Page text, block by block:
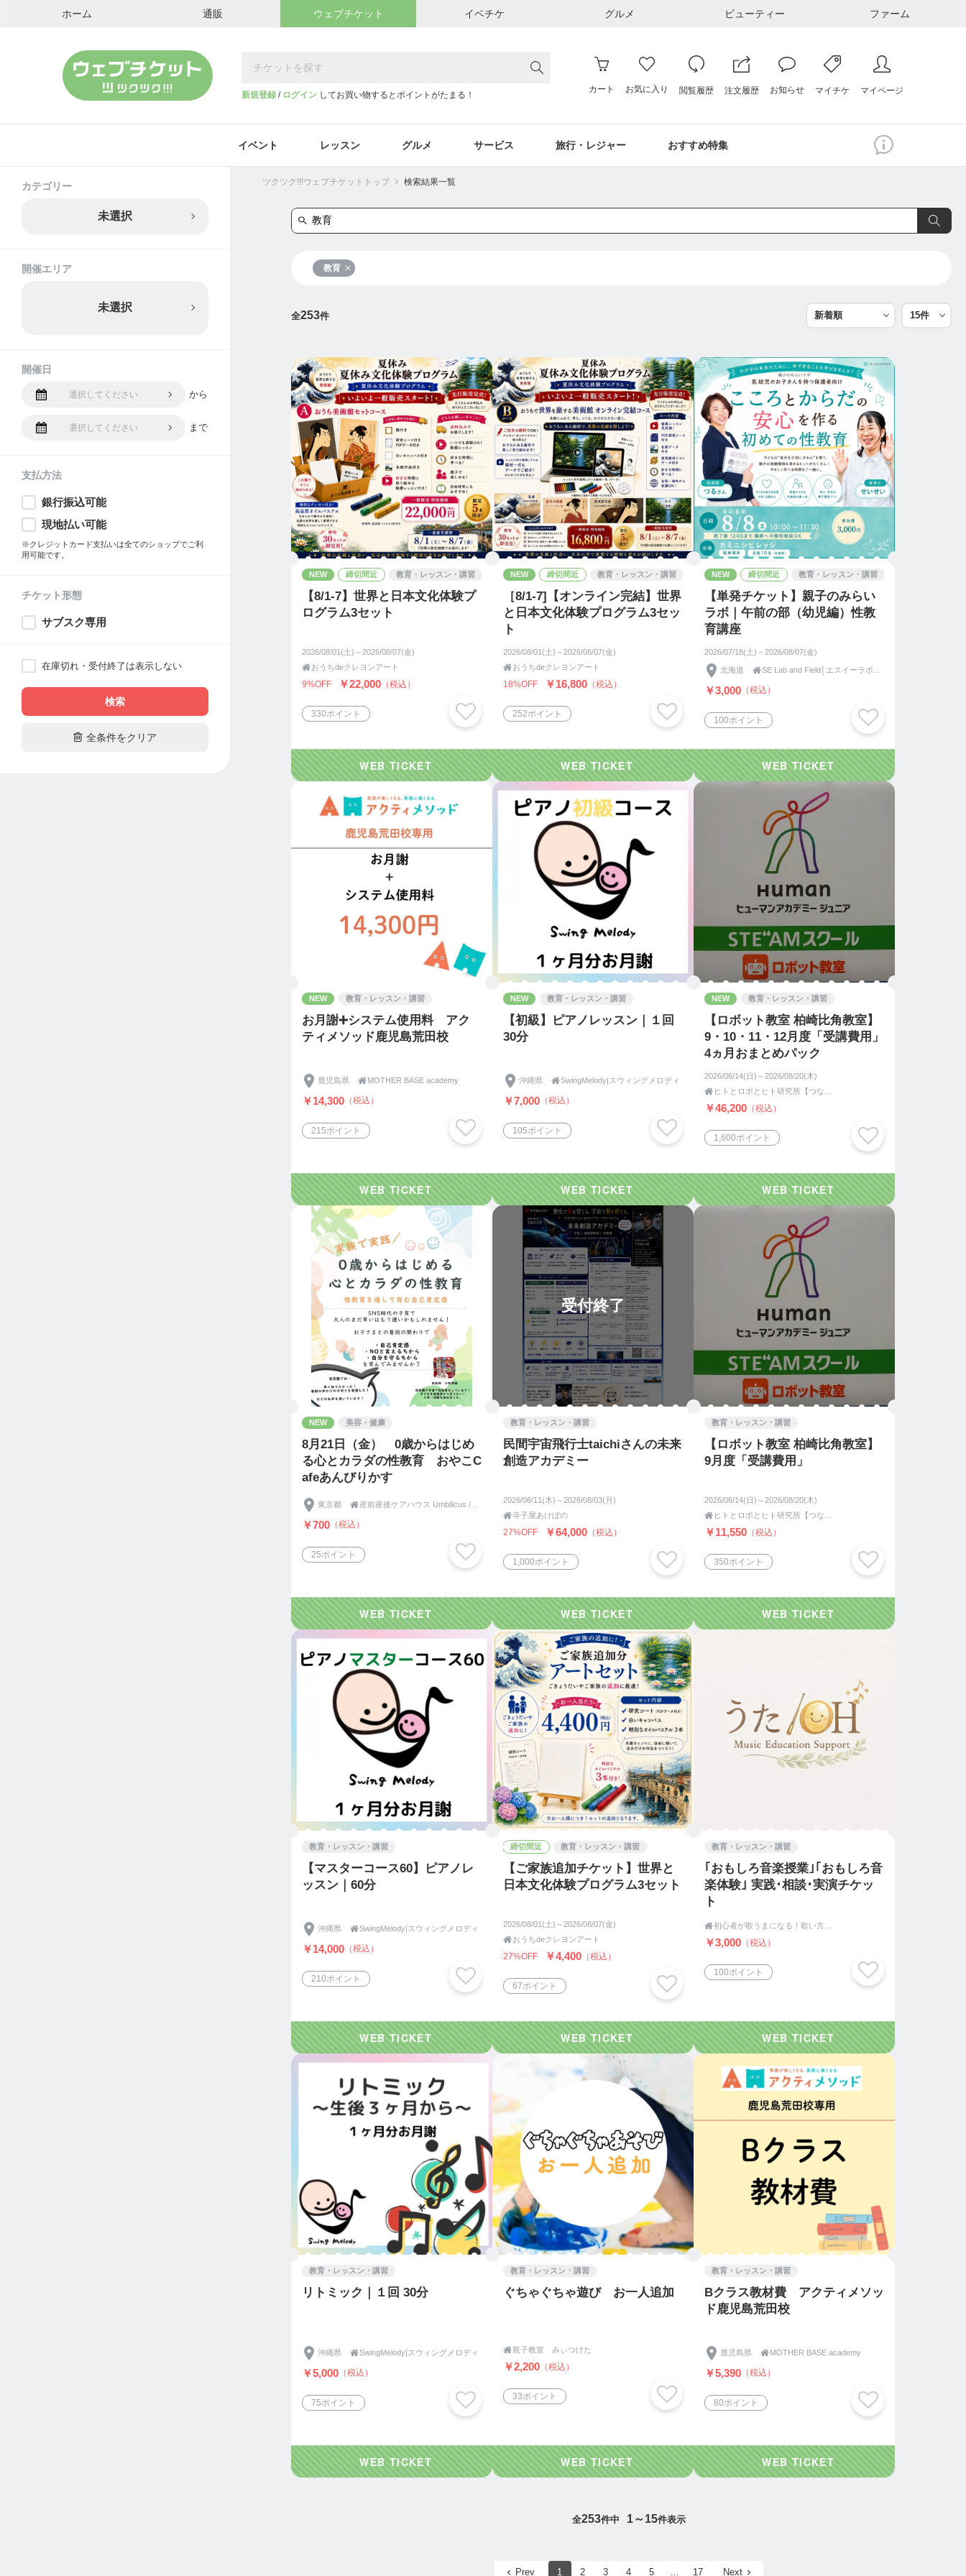
ホーム 通販 ウェブチケット イベチケ グルメ ビューティー ファーム
新規登録 / ログイン してお買い物するとポイントがたまる！
カート お気に入り 閲覧履歴 注文履歴 お知らせ マイチケ マイページ
イベント レッスン グルメ サービス 旅行・レジャー おすすめ特集
ツクツク!!!ウェブチケットトップ 検索結果一覧
教育
全253件
NEW 締切間近 教育・レッスン・講習
【8/1-7】世界と日本文化体験プ
ログラム3セット
2026/08/01(土)～2026/08/07(金)
おうちdeクレヨンアート
9%OFF ￥22,000 （税込）
330ポイント
NEW 締切間近 教育・レッスン・講習
［8/1-7]【オンライン完結】世界
と日本文化体験プログラム3セッ
ト
2026/08/01(土)～2026/08/07(金)
おうちdeクレヨンアート
18%OFF ￥16,800 （税込）
252ポイント
NEW 締切間近 教育・レッスン・講習
【単発チケット】親子のみらい
ラボ｜午前の部（幼児編）性教
育講座
2026/07/18(土)～2026/08/07(金)
北海道 
￥3,000 （税込）
100ポイント
NEW 教育・レッスン・講習
お月謝➕システム使用料 アク
ティメソッド鹿児島荒田校
鹿児島県  MOTHER BASE academy
￥14,300 （税込）
215ポイント
NEW 教育・レッスン・講習
【初級】ピアノレッスン｜１回
30分
沖縄県 SwingMelody|スウィングメロディ
￥7,000 （税込）
105ポイント
NEW 教育・レッスン・講習
【ロボット教室 柏崎比角教室】
9・10・11・12月度「受講費用」
4ヵ月おまとめパック
2026/06/14(日)～2026/08/20(木)

￥46,200 （税込）
1,600ポイント
NEW 美容・健康
8月21日（金） 0歳からはじめ
る心とカラダの性教育 おやこC
afeあんびりかす
東京都 
￥700 （税込）
25ポイント
受付終了
教育・レッスン・講習
民間宇宙飛行士taichiさんの未来
創造アカデミー
2026/06/11(木)～2026/08/03(月)
寺子屋あけぼの
27%OFF ￥64,000 （税込）
1,000ポイント
教育・レッスン・講習
【ロボット教室 柏崎比角教室】
9月度「受講費用」
2026/06/14(日)～2026/08/20(木)

￥11,550 （税込）
350ポイント
教育・レッスン・講習
【マスターコース60】ピアノレ
ッスン｜60分
沖縄県 SwingMelody|スウィングメロディ
￥14,000 （税込）
210ポイント
締切間近 教育・レッスン・講習
【ご家族追加チケット】世界と
日本文化体験プログラム3セット
2026/08/01(土)～2026/08/07(金)
おうちdeクレヨンアート
27%OFF ￥4,400 （税込）
67ポイント
教育・レッスン・講習
｢おもしろ音楽授業｣｢おもしろ音
楽体験｣ 実践･相談･実演チケッ
ト

￥3,000 （税込）
100ポイント
教育・レッスン・講習
リトミック｜１回 30分
沖縄県 SwingMelody|スウィングメロディ
￥5,000 （税込）
75ポイント
教育・レッスン・講習
ぐちゃぐちゃ遊び お一人追加
親子教室 みぃつけた
￥2,200 （税込）
33ポイント
教育・レッスン・講習
Bクラス教材費 アクティメソッ
ド鹿児島荒田校
鹿児島県  MOTHER BASE academy
￥5,390 （税込）
80ポイント
全253件中 1～15件表示
Prev 1 2 3 4 5 ... 17 Next
カテゴリー
未選択
開催エリア
未選択
開催日
選択してください から
選択してください まで
支払方法
銀行振込可能
現地払い可能
※クレジットカード支払いは全てのショップでご利
用可能です。
チケット形態
サブスク専用
在庫切れ・受付終了は表示しない
検索
 全条件をクリア